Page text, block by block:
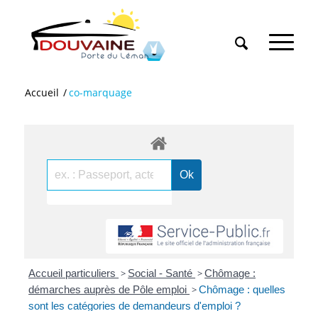
Accueil /co-marquage
Accueil particuliers > Social - Santé >Chômage :
démarches auprès de Pôle emploi >Chômage : quelles
sont les catégories de demandeurs d'emploi ?